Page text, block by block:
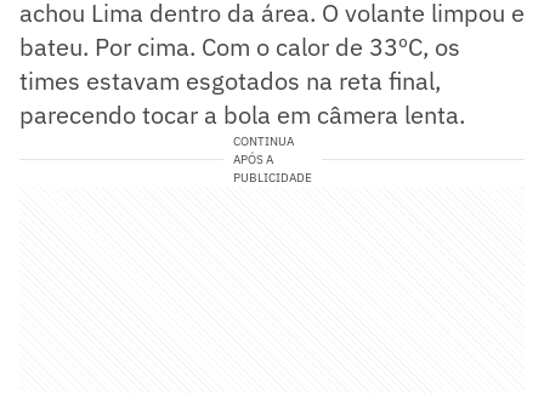
achou Lima dentro da área. O volante limpou e
bateu. Por cima. Com o calor de 33ºC, os
times estavam esgotados na reta final,
parecendo tocar a bola em câmera lenta.
CONTINUA
APÓS A
PUBLICIDADE